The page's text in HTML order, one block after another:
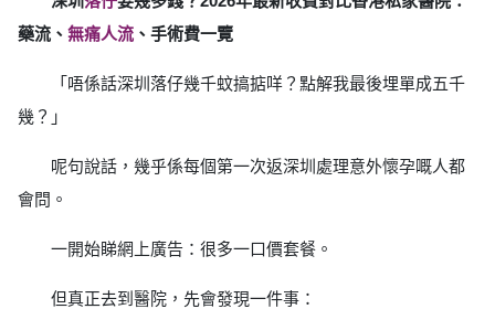
藥流、 無痛人流 、手術費一覽
「唔係話深圳落仔幾千蚊搞掂咩？點解我最後埋單成五千
幾？」
呢句說話，幾乎係每個第一次返深圳處理意外懷孕嘅人都
會問。
一開始睇網上廣告：很多一口價套餐。
但真正去到醫院，先會發現一件事：